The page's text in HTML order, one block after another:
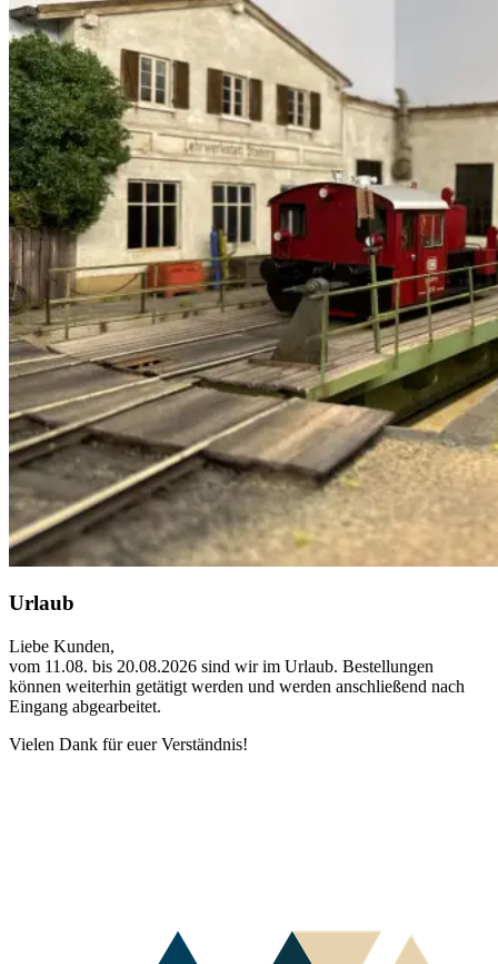
Urlaub
Liebe Kunden,
vom 11.08. bis 20.08.2026 sind wir im Urlaub. Bestellungen
können weiterhin getätigt werden und werden anschließend nach
Eingang abgearbeitet.
Vielen Dank für euer Verständnis!